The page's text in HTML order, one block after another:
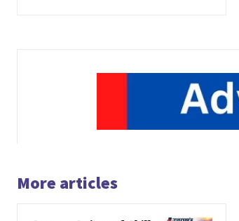
More articles